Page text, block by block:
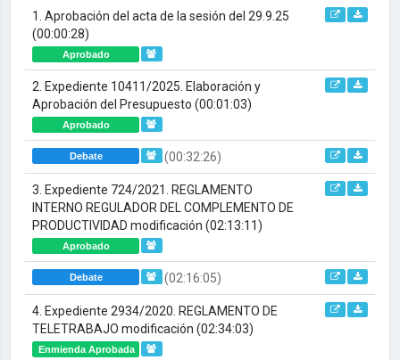
1. Aprobación del acta de la sesión del 29.9.25
(00:00:28)
Aprobado
2. Expediente 10411/2025. Elaboración y
Aprobación del Presupuesto (00:01:03)
Aprobado
Debate (00:32:26)
3. Expediente 724/2021. REGLAMENTO
INTERNO REGULADOR DEL COMPLEMENTO DE
PRODUCTIVIDAD modificación (02:13:11)
Aprobado
Debate (02:16:05)
4. Expediente 2934/2020. REGLAMENTO DE
TELETRABAJO modificación (02:34:03)
Enmienda Aprobada